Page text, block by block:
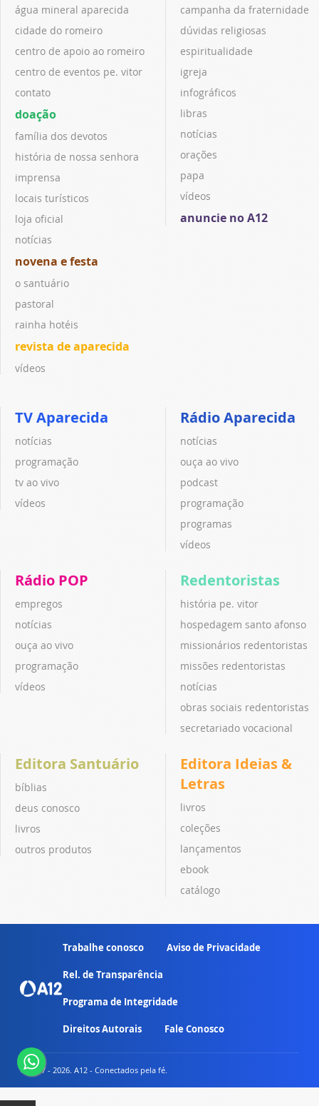
água mineral aparecida
cidade do romeiro
centro de apoio ao romeiro
centro de eventos pe. vitor
contato
doação
família dos devotos
história de nossa senhora
imprensa
locais turísticos
loja oficial
notícias
novena e festa
o santuário
pastoral
rainha hotéis
revista de aparecida
vídeos
campanha da fraternidade
dúvidas religiosas
espiritualidade
igreja
infográficos
libras
notícias
orações
papa
vídeos
anuncie no A12
TV Aparecida
notícias
programação
tv ao vivo
vídeos
Rádio Aparecida
notícias
ouça ao vivo
podcast
programação
programas
vídeos
Rádio POP
empregos
notícias
ouça ao vivo
programação
vídeos
Redentoristas
história pe. vitor
hospedagem santo afonso
missionários redentoristas
missões redentoristas
notícias
obras sociais redentoristas
secretariado vocacional
Editora Santuário
bíblias
deus conosco
livros
outros produtos
Editora Ideias &
Letras
livros
coleções
lançamentos
ebook
catálogo
Trabalhe conosco Aviso de Privacidade
Rel. de Transparência
Programa de Integridade
Direitos Autorais Fale Conosco
© 2007 - 2026. A12 - Conectados pela fé.